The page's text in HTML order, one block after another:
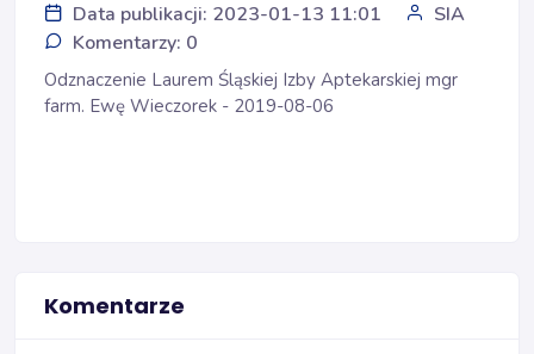
Data publikacji: 2023-01-13 11:01
SIA
Komentarzy: 0
Odznaczenie Laurem Śląskiej Izby Aptekarskiej mgr
farm. Ewę Wieczorek - 2019-08-06
Komentarze